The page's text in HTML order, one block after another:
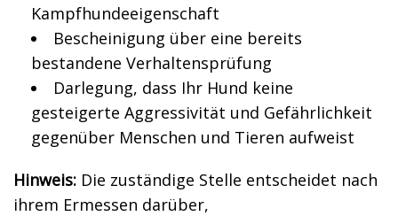
Kampfhundeeigenschaft
Bescheinigung über eine bereits
bestandene Verhaltensprüfung
Darlegung, dass Ihr Hund keine
gesteigerte Aggressivität und Gefährlichkeit
gegenüber Menschen und Tieren aufweist
Hinweis: Die zuständige Stelle entscheidet nach
ihrem Ermessen darüber,